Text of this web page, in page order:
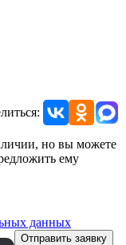
но вы можете
ему
данных
Отправить заявку